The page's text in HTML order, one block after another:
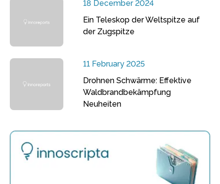
18 December 2024
Ein Teleskop der Weltspitze auf
der Zugspitze
11 February 2025
Drohnen Schwärme: Effektive
Waldbrandbekämpfung
Neuheiten